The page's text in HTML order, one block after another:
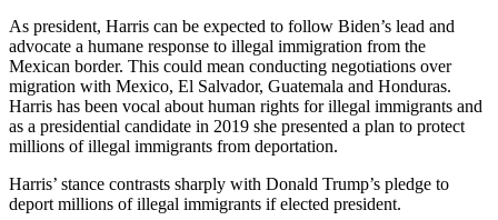
As president, Harris can be expected to follow Biden’s lead and
advocate a humane response to illegal immigration from the
Mexican border. This could mean conducting negotiations over
migration with Mexico, El Salvador, Guatemala and Honduras.
Harris has been vocal about human rights for illegal immigrants and
as a presidential candidate in 2019 she presented a plan to protect
millions of illegal immigrants from deportation.
Harris’ stance contrasts sharply with Donald Trump’s pledge to
deport millions of illegal immigrants if elected president.